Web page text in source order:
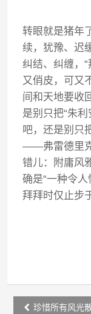
转眼就是猪年
续，犹豫、迟
纠结、纠缠，“
又俏皮，可又
间和天地要收
是别只把“朱利
吧，还是别只
——弗雷德里
错儿：附庸风
确是“一种令人
拜拜时仅止步
Post珍惜所有风光